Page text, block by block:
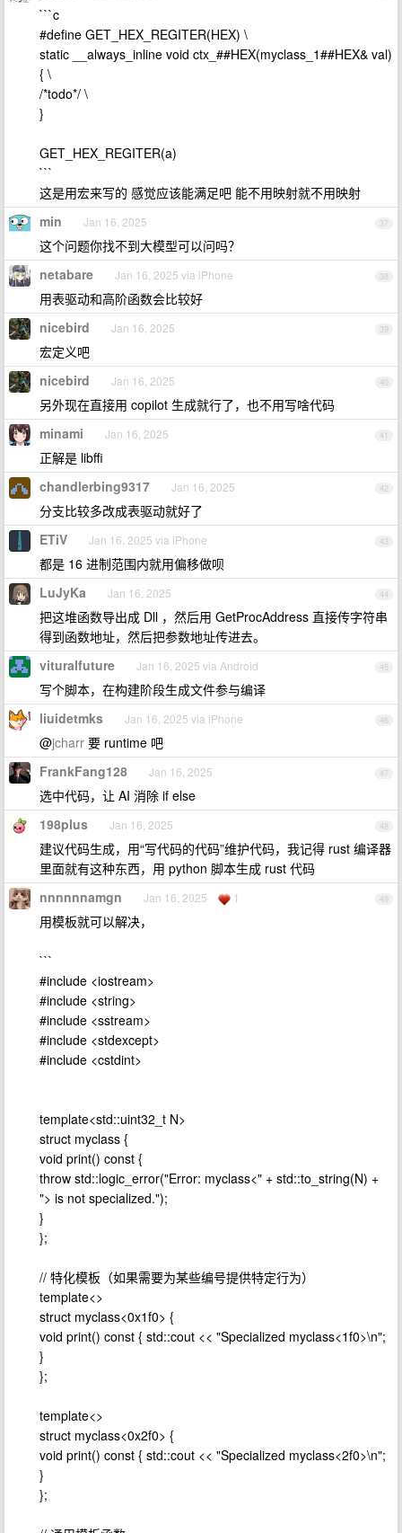
```c
#define GET_HEX_REGITER(HEX) \
static __always_inline void ctx_##HEX(myclass_1##HEX& val)
{ \
/*todo*/ \
}
GET_HEX_REGITER(a)
```
这是用宏来写的 感觉应该能满足吧 能不用映射就不用映射
37
min Jan 16, 2025
这个问题你找不到大模型可以问吗？
38
netabare Jan 16, 2025 via iPhone
用表驱动和高阶函数会比较好
39
nicebird Jan 16, 2025
宏定义吧
40
nicebird Jan 16, 2025
另外现在直接用 copilot 生成就行了，也不用写啥代码
41
minami Jan 16, 2025
正解是 libffi
42
chandlerbing9317 Jan 16, 2025
分支比较多改成表驱动就好了
43
ETiV Jan 16, 2025 via iPhone
都是 16 进制范围内就用偏移做呗
44
LuJyKa Jan 16, 2025
把这堆函数导出成 Dll ，然后用 GetProcAddress 直接传字符串
得到函数地址，然后把参数地址传进去。
45
vituralfuture Jan 16, 2025 via Android
写个脚本，在构建阶段生成文件参与编译
46
liuidetmks Jan 16, 2025 via iPhone
@jcharr 要 runtime 吧
47
FrankFang128 Jan 16, 2025
选中代码，让 AI 消除 if else
48
198plus Jan 16, 2025
建议代码生成，用“写代码的代码”维护代码，我记得 rust 编译器
里面就有这种东西，用 python 脚本生成 rust 代码
49
nnnnnnamgn Jan 16, 2025 1
用模板就可以解决，
```
#include <iostream>
#include <string>
#include <sstream>
#include <stdexcept>
#include <cstdint>
template<std::uint32_t N>
struct myclass {
void print() const {
throw std::logic_error("Error: myclass<" + std::to_string(N) +
"> is not specialized.");
}
};
// 特化模板（如果需要为某些编号提供特定行为）
template<>
struct myclass<0x1f0> {
void print() const { std::cout << "Specialized myclass<1f0>\n";
}
};
template<>
struct myclass<0x2f0> {
void print() const { std::cout << "Specialized myclass<2f0>\n";
}
};